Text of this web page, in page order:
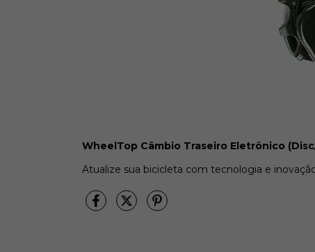
WheelTop Câmbio Traseiro Eletrônico
Atualize sua bicicleta com tecnologia e